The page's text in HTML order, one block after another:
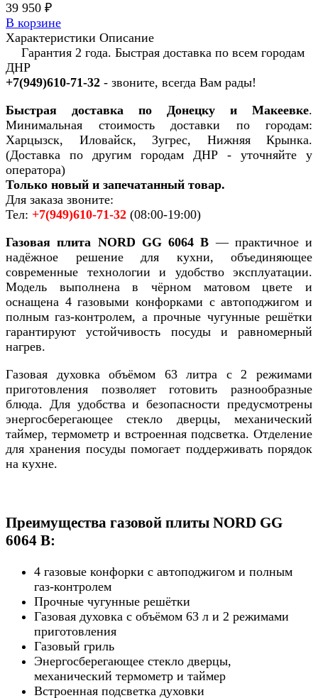
39 950 ₽
В корзине
Характеристики Описание
Гарантия 2 года. Быстрая доставка по всем городам
ДНР
+7(949)610-71-32 - звоните, всегда Вам рады!
Быстрая доставка по Донецку и Макеевке.
Минимальная стоимость доставки по городам:
Харцызск, Иловайск, Зугрес, Нижняя Крынка.
(Доставка по другим городам ДНР - уточняйте у
оператора)
Только новый и запечатанный товар.
Для заказа звоните:
Тел: +7(949)610-71-32 (08:00-19:00)
Газовая плита NORD GG 6064 B — практичное и
надёжное решение для кухни, объединяющее
современные технологии и удобство эксплуатации.
Модель выполнена в чёрном матовом цвете и
оснащена 4 газовыми конфорками с автоподжигом и
полным газ-контролем, а прочные чугунные решётки
гарантируют устойчивость посуды и равномерный
нагрев.
Газовая духовка объёмом 63 литра с 2 режимами
приготовления позволяет готовить разнообразные
блюда. Для удобства и безопасности предусмотрены
энергосберегающее стекло дверцы, механический
таймер, термометр и встроенная подсветка. Отделение
для хранения посуды помогает поддерживать порядок
на кухне.
Преимущества газовой плиты NORD GG
6064 B:
4 газовые конфорки с автоподжигом и полным
газ-контролем
Прочные чугунные решётки
Газовая духовка с объёмом 63 л и 2 режимами
приготовления
Газовый гриль
Энергосберегающее стекло дверцы,
механический термометр и таймер
Встроенная подсветка духовки